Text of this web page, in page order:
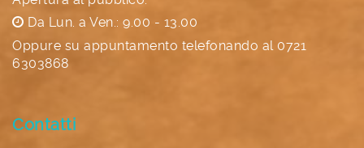
Da Lun. a Ven.: 9.00 - 13.00
Oppure su appuntamento telefonando al 0721
6303868
Contatti